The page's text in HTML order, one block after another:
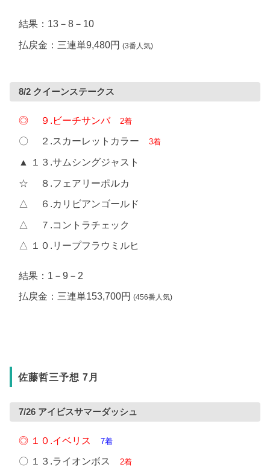
結果：13－8－10
払戻金：三連単9,480円(3番人気)
8/2 クイーンステークス
◎ ９.ビーチサンバ 2着
〇 ２.スカーレットカラー3着
▲ １３.サムシングジャスト
☆ ８.フェアリーポルカ
△ ６.カリビアンゴールド
△ ７.コントラチェック
△ １０.リープフラウミルヒ
結果：1－9－2
払戻金：三連単153,700円(456番人気)
佐藤哲三予想 7月
7/26 アイビスサマーダッシュ
◎ １０.イベリス 7着
〇 １３.ライオンボス 2着